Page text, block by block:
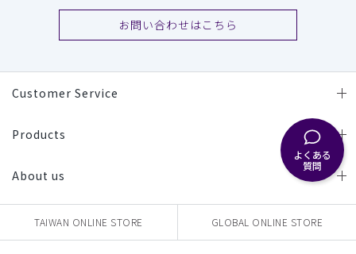
よくある
質問
お問い合わせはこちら
Customer Service
Products
About us
TAIWAN ONLINE STORE GLOBAL ONLINE STORE